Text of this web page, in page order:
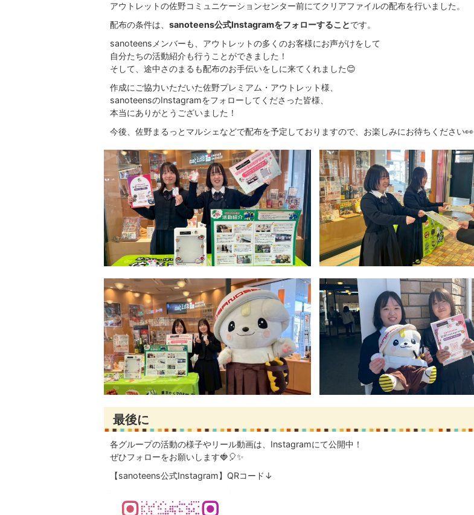
アウトレットの佐野コミュニケーションセンター前にてクリアファイルの配布を行いました。
配布の条件は、 sanoteens公式Instagramをフォローすることです。
sanoteensメンバーも、アウトレットの多くのお客様にお声がけをして
自分たちの活動紹介も行うことができました！
そして、途中さのまるも配布のお手伝いをしに来てくれました😊
作成にご協力いただいた佐野プレミアム・アウトレット様、
sanoteensのInstagramをフォローしてくださった皆様、
本当にありがとうございました！
今後、佐野まるっとマルシェなどで配布を予定しておりますので、お楽しみにお待ちください👀
最後に
各グループの活動の様子やリール動画は、Instagramにて公開中！
ぜひフォローをお願いします🍓🎈✨
【sanoteens公式Instagram】QRコード↓